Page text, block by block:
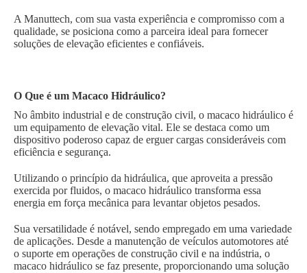
A Manuttech, com sua vasta experiência e compromisso com a
qualidade, se posiciona como a parceira ideal para fornecer
soluções de elevação eficientes e confiáveis.
O Que é um Macaco Hidráulico?
No âmbito industrial e de construção civil, o macaco hidráulico é
um equipamento de elevação vital. Ele se destaca como um
dispositivo poderoso capaz de erguer cargas consideráveis com
eficiência e segurança.
Utilizando o princípio da hidráulica, que aproveita a pressão
exercida por fluidos, o macaco hidráulico transforma essa
energia em força mecânica para levantar objetos pesados.
Sua versatilidade é notável, sendo empregado em uma variedade
de aplicações. Desde a manutenção de veículos automotores até
o suporte em operações de construção civil e na indústria, o
macaco hidráulico se faz presente, proporcionando uma solução